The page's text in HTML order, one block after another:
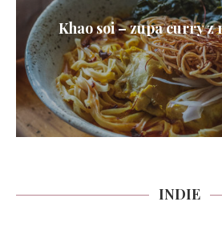
Khao soi – zupa curry z
INDIE